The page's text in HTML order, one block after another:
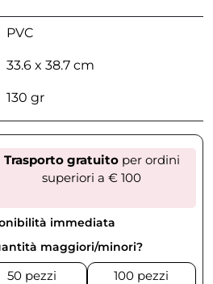
PVC
33.6 x 38.7 cm
130 gr
Trasporto gratuitoper ordini
superiori a € 100
immediata
maggiori/minori?
50 pezzi
100 pezzi